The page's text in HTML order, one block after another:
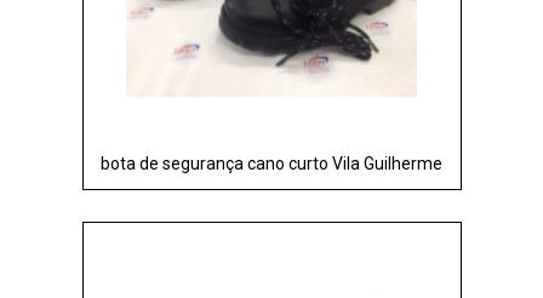
bota de segurança cano curto Vila Guilherme